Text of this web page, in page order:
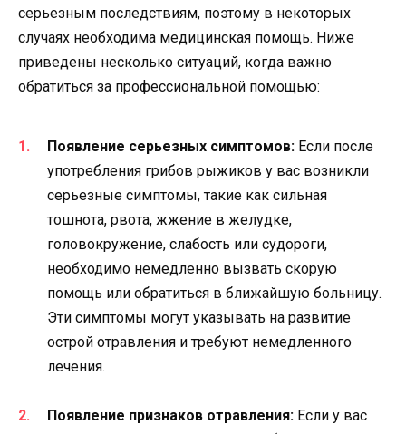
серьезным последствиям, поэтому в некоторых
случаях необходима медицинская помощь. Ниже
приведены несколько ситуаций, когда важно
обратиться за профессиональной помощью:
Появление серьезных симптомов: Если после
употребления грибов рыжиков у вас возникли
серьезные симптомы, такие как сильная
тошнота, рвота, жжение в желудке,
головокружение, слабость или судороги,
необходимо немедленно вызвать скорую
помощь или обратиться в ближайшую больницу.
Эти симптомы могут указывать на развитие
острой отравления и требуют немедленного
лечения.
Появление признаков отравления: Если у вас